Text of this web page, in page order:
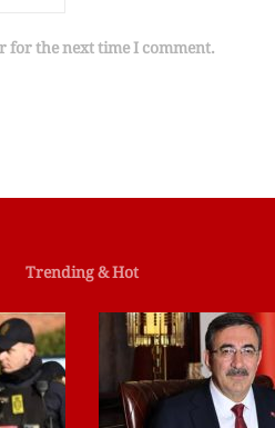
for the next time I comment.
Trending & Hot